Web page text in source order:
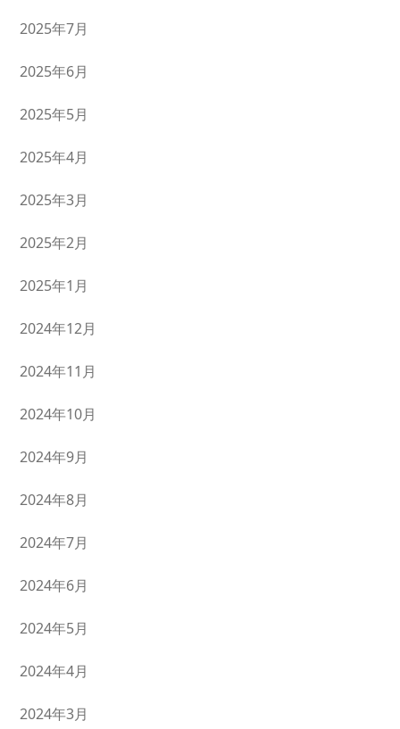
2025年7月
2025年6月
2025年5月
2025年4月
2025年3月
2025年2月
2025年1月
2024年12月
2024年11月
2024年10月
2024年9月
2024年8月
2024年7月
2024年6月
2024年5月
2024年4月
2024年3月